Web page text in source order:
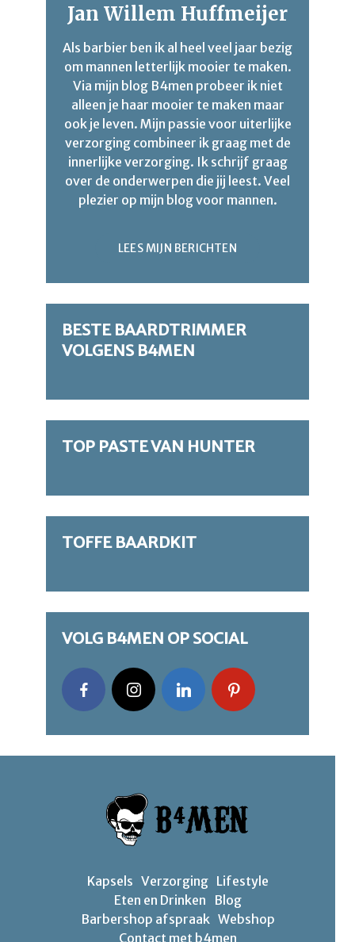
Jan Willem Huffmeijer
Als barbier ben ik al heel veel jaar bezig
om mannen letterlijk mooier te maken.
Via mijn blog B4men probeer ik niet
alleen je haar mooier te maken maar
ook je leven. Mijn passie voor uiterlijke
verzorging combineer ik graag met de
innerlijke verzorging. Ik schrijf graag
over de onderwerpen die jij leest. Veel
plezier op mijn blog voor mannen.
LEES MIJN BERICHTEN
BESTE BAARDTRIMMER
VOLGENS B4MEN
TOP PASTE VAN HUNTER
TOFFE BAARDKIT
VOLG B4MEN OP SOCIAL
Kapsels Verzorging Lifestyle
Eten en Drinken
Blog
Barbershop afspraak Webshop
Contact met b4men